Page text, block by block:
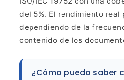
del 5%. El rendimiento real
dependiendo de la
contenido de los
¿Cómo puedo saber